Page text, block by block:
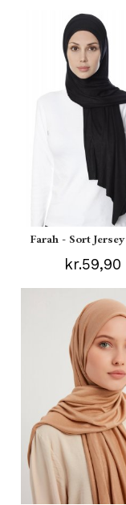
Farah - Sort
kr.59,90